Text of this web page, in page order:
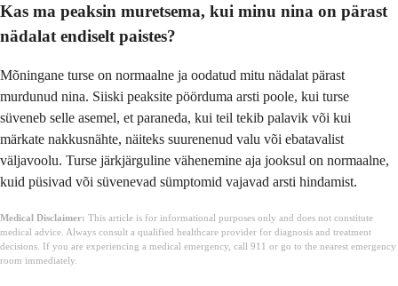
Kas ma peaksin muretsema, kui minu nina on pärast
nädalat endiselt paistes?
Mõningane turse on normaalne ja oodatud mitu nädalat pärast
murdunud nina. Siiski peaksite pöörduma arsti poole, kui turse
süveneb selle asemel, et paraneda, kui teil tekib palavik või kui
märkate nakkusnähte, näiteks suurenenud valu või ebatavalist
väljavoolu. Turse järkjärguline vähenemine aja jooksul on normaalne,
kuid püsivad või süvenevad sümptomid vajavad arsti hindamist.
Medical Disclaimer: This article is for informational purposes only and does not constitute
medical advice. Always consult a qualified healthcare provider for diagnosis and treatment
decisions. If you are experiencing a medical emergency, call 911 or go to the nearest emergency
room immediately.